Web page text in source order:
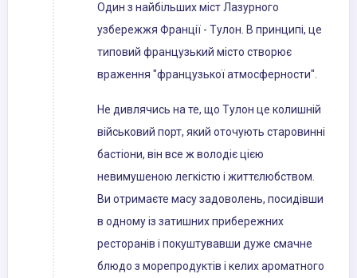
Один з найбільших міст Лазурного
узбережжя Франції - Тулон. В принципі, це
типовий французький місто створює
враження "французької атмосферности".
Не дивлячись на те, що Тулон це колишній
військовий порт, який оточують старовинні
бастіони, він все ж володіє цією
невимушеною легкістю і життєлюбством.
Ви отримаєте масу задоволень, посидівши
в одному із затишних прибережних
ресторанів і покуштувавши дуже смачне
блюдо з морепродуктів і келих ароматного